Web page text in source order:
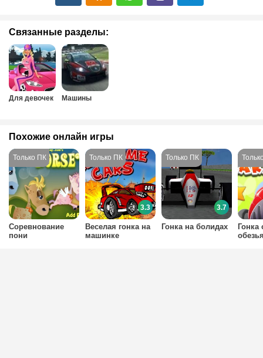
Связанные разделы:
Для девочек Машины
Похожие онлайн игры
Соревнование
пони
Веселая гонка на
машинке
3.3
Гонка на болидах
3.7
Гонка